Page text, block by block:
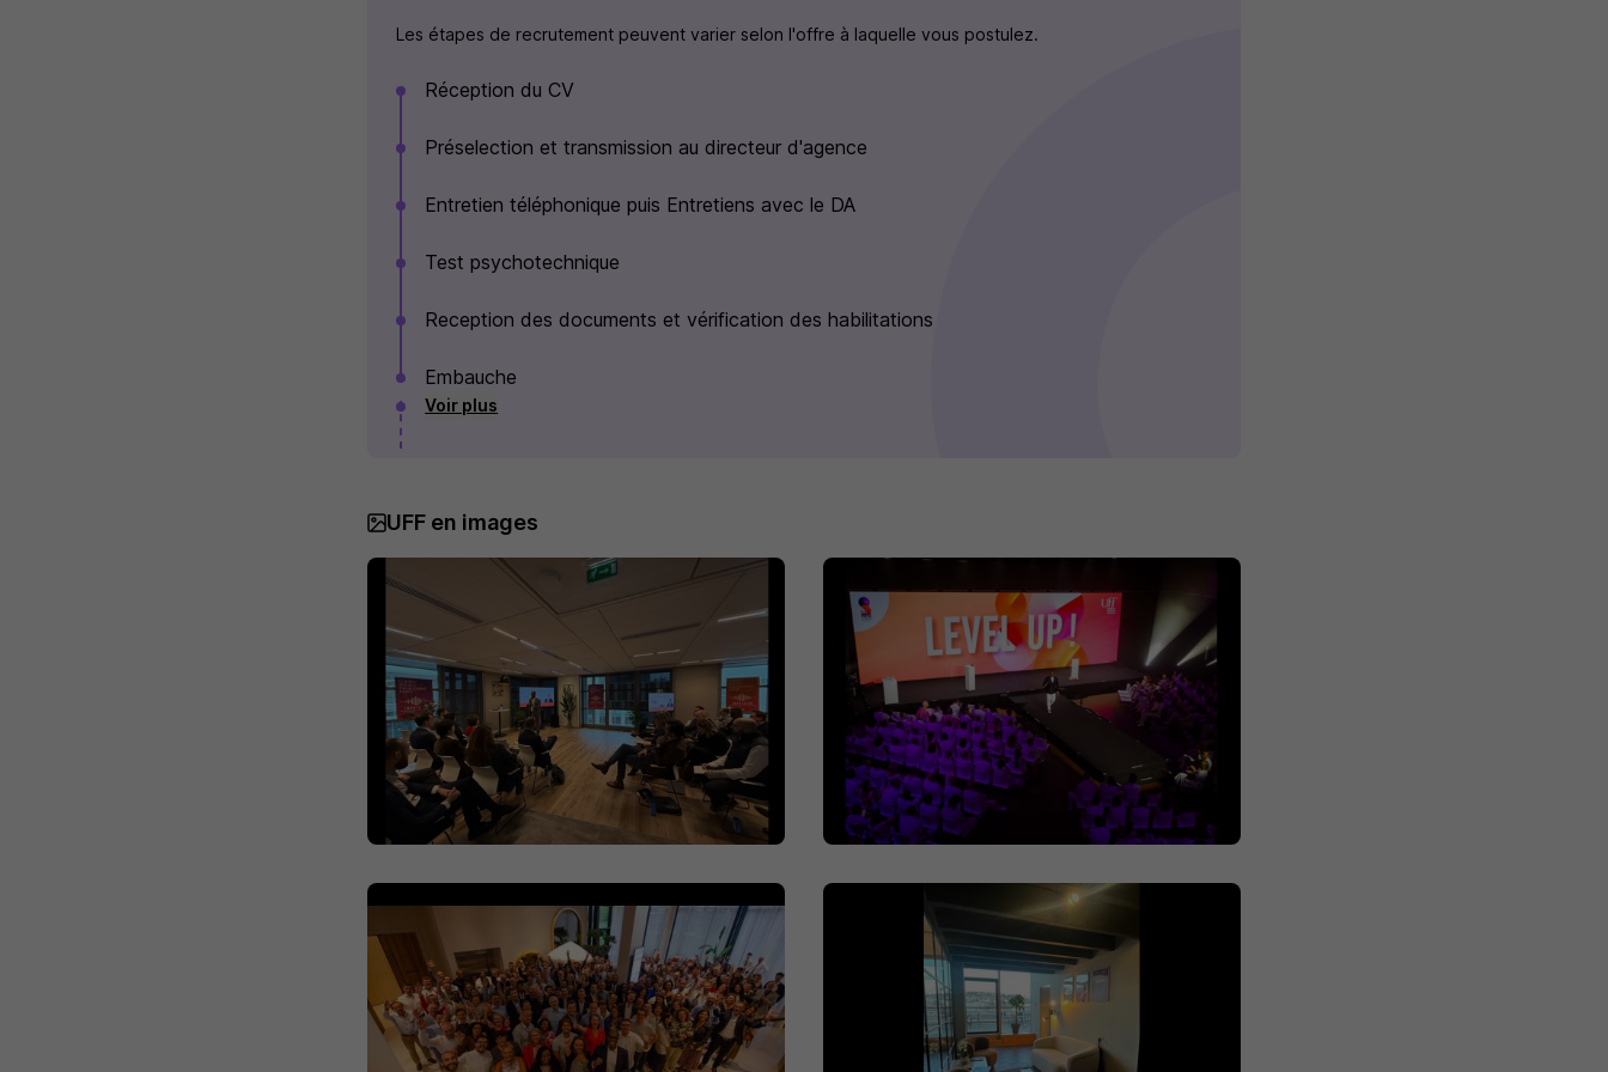
Les étapes de recrutement peuvent varier selon l'offre à laquelle vous postulez.
Réception du CV
Préselection et transmission au directeur d'agence
Entretien téléphonique puis Entretiens avec le DA
Test psychotechnique
Reception des documents et vérification des habilitations
Embauche
Voir plus
UFF en images